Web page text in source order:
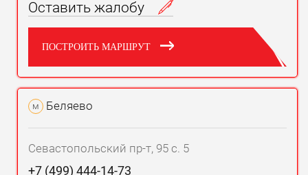
Оставить жалобу
ПОСТРОИТЬ МАРШРУТ
м Беляево
Севастопольский пр-т, 95 с. 5
+7 (499) 444-14-73